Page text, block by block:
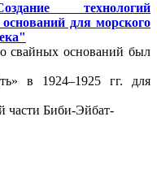
технологий
для морского
свайных оснований был
в 1924–1925 гг. для
части Биби-Эйбат-